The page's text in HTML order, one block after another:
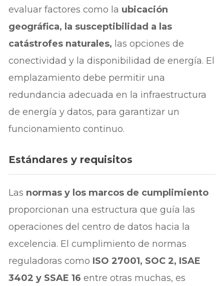
evaluar factores como la ubicación
geográfica, la susceptibilidad a las
catástrofes naturales, las opciones de
conectividad y la disponibilidad de energía. El
emplazamiento debe permitir una
redundancia adecuada en la infraestructura
de energía y datos, para garantizar un
funcionamiento continuo.
Estándares y requisitos
Las normas y los marcos de cumplimiento
proporcionan una estructura que guía las
operaciones del centro de datos hacia la
excelencia. El cumplimiento de normas
reguladoras como ISO 27001, SOC 2, ISAE
3402 y SSAE 16entre otras muchas, es